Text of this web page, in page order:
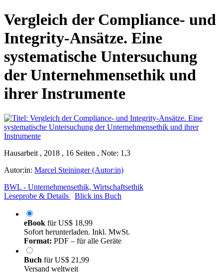
Vergleich der Compliance- und
Integrity-Ansätze. Eine
systematische Untersuchung
der Unternehmensethik und
ihrer Instrumente
Hausarbeit , 2018 , 16 Seiten , Note: 1,3
Autor:in: Marcel Steininger (Autor:in)
BWL - Unternehmensethik, Wirtschaftsethik
Leseprobe & Details
Blick ins Buch
eBook fürUS$ 18,99
Sofort herunterladen. Inkl. MwSt.
Format: PDF – für alle Geräte
Buch fürUS$ 21,99
Versand weltweit